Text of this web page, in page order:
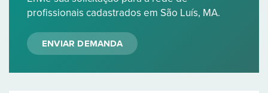
profissionais cadastrados em São Luís, MA.
ENVIAR DEMANDA